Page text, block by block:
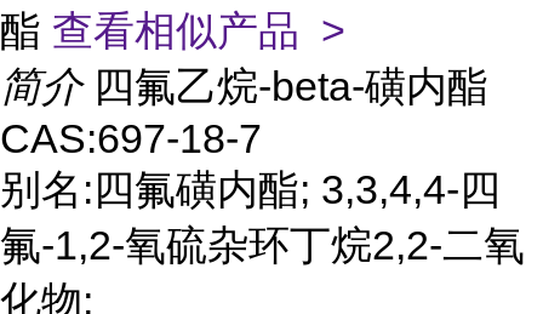
酯 查看相似产品 >
简介 四氟乙烷-beta-磺内酯
CAS:697-18-7
别名:四氟磺内酯; 3,3,4,4-四
氟-1,2-氧硫杂环丁烷2,2-二氧
化物;